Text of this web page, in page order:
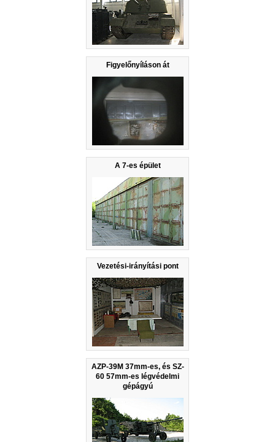
Figyelőnyíláson át
A 7-es épület
Vezetési-irányítási pont
AZP-39M 37mm-es, és SZ-
60 57mm-es légvédelmi
gépágyú